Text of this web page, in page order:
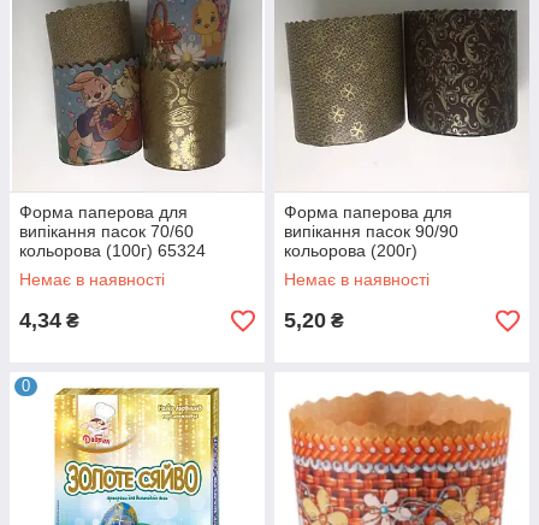
Форма паперова для
випікання пасок 70/60
кольорова (100г) 65324
Немає в наявності
4,34 ₴
Форма паперова для
випікання пасок 90/90
кольорова (200г)
Немає в наявності
5,20 ₴
0